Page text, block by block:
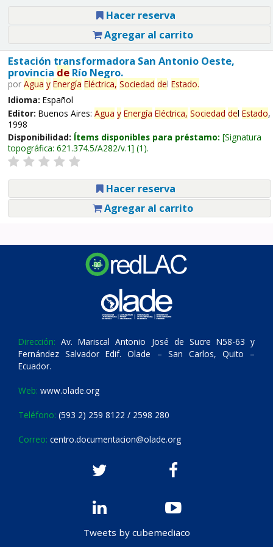
Hacer reserva
Agregar al carrito
Estación transformadora San Antonio Oeste,
provincia deRío Negro.
por Agua y Energía Eléctrica, Sociedad del Estado.
Idioma: Español
Editor: Buenos Aires: Agua y Energía Eléctrica, Sociedad del Estado,
1998
Disponibilidad: Ítems disponibles para préstamo: Signatura
topográfica: 621.374.5/A282/v.1 (1).
Hacer reserva
Agregar al carrito
Dirección: Av. Mariscal Antonio José de Sucre N58-63 y
Fernández Salvador Edif. Olade – San Carlos, Quito –
Ecuador.
Web: www.olade.org
Teléfono: (593 2) 259 8122 / 2598 280
Correo: centro.documentacion@olade.org
Tweets by cubemediaco